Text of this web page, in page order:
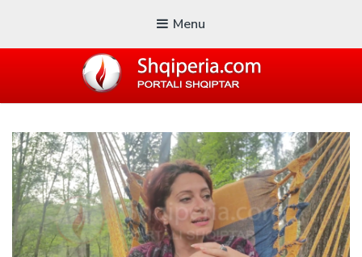
Menu
Blogu i ShqiperiaCom